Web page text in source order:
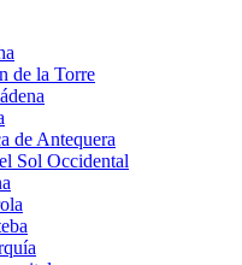
de la Torre
de Antequera
Sol Occidental